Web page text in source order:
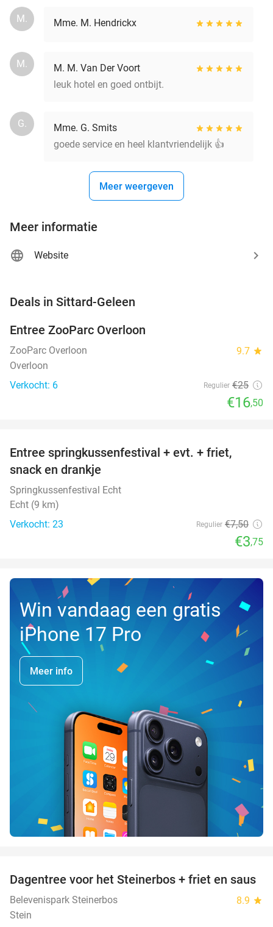
M. Mme. M. Hendrickx
M.
M. M. Van Der Voort
leuk hotel en goed ontbijt.
G.
Mme. G. Smits
goede service en heel klantvriendelijk 👍
Meer weergeven
Meer informatie
Website
Deals in Sittard-Geleen
TODAY
Entree ZooParc Overloon
ZooParc Overloon 9.7 star
Overloon
Verkocht: 6
Regulier €25
€16,50
TODAY
Entree springkussenfestival + evt. + friet,
snack en drankje
Springkussenfestival Echt
Echt (9 km)
Verkocht: 23
Regulier €7,50
€3,75
Win vandaag een gratis
iPhone 17 Pro
Meer info
37%
Dagentree voor het Steinerbos + friet en saus
Belevenispark Steinerbos 8.9 star
Stein